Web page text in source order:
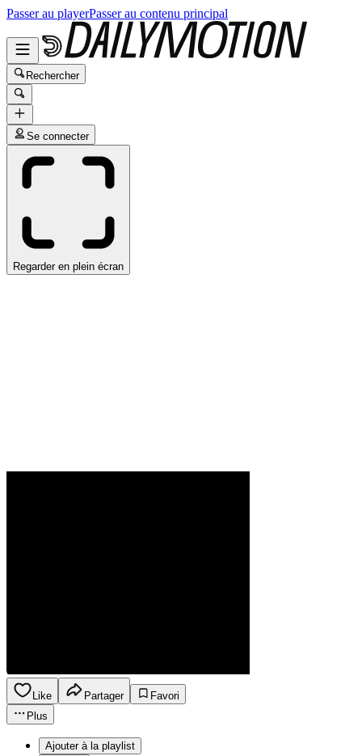
Passer au playerPasser au contenu principal
Rechercher
Se connecter
Regarder en plein écran
Like Partager
Favori
Plus
Ajouter à la playlist